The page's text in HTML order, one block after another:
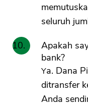
seluruh
Apakah
bank?
Ya. Dana Pinjaman JULO hanya bisa
ditransfer
Anda